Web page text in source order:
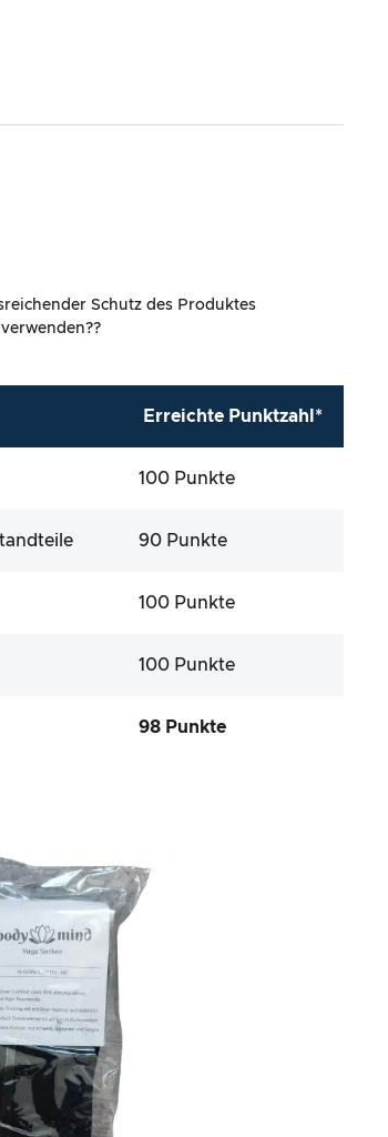
Schutz des Produktes
Erreichte Punktzahl*
100 Punkte
90 Punkte
100 Punkte
100 Punkte
98 Punkte